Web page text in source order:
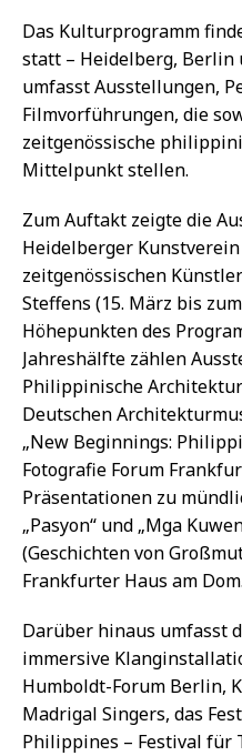
Das Kulturprogramm
statt – Heidelberg, Berlin
umfasst Ausstellungen,
Filmvorführungen, die
zeitgenössische
Mittelpunkt stellen.
Zum Auftakt zeigte die
Heidelberger
zeitgenössischen
Steffens (15. März bis
Höhepunkten des
Jahreshälfte zählen
Philippinische
Deutschen
„New Beginnings:
Fotografie Forum
Präsentationen zu
„Pasyon“ und „Mga
(Geschichten von
Frankfurter Haus am Dom.
Darüber hinaus umfasst
immersive
Humboldt-Forum Berlin,
Madrigal Singers, das
Philippines – Festival für